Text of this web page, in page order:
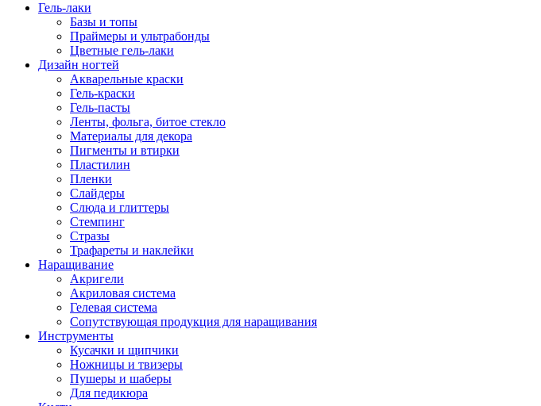
Гель-лаки
Базы и топы
Праймеры и ультрабонды
Цветные гель-лаки
Дизайн ногтей
Акварельные краски
Гель-краски
Гель-пасты
Ленты, фольга, битое стекло
Материалы для декора
Пигменты и втирки
Пластилин
Пленки
Слайдеры
Слюда и глиттеры
Стемпинг
Стразы
Трафареты и наклейки
Наращивание
Акригели
Акриловая система
Гелевая система
Сопутствующая продукция для наращивания
Инструменты
Кусачки и щипчики
Ножницы и твизеры
Пушеры и шаберы
Для педикюра